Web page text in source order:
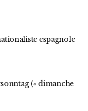
espagnole
(« dimanche